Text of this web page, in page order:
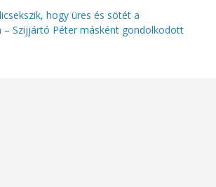
hogy üres és sötét a
– Szijjártó Péter másként gondolkodott